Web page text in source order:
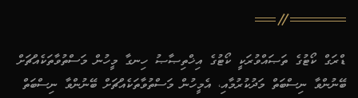
ޑްރަގް ކޯޓުގެ ތަޞައްވުރަކީ ކޯޓުގެ އިޚްތިޞާޞު ހިނގާ މީހުން މަސްތުވާތަކެއްޗަށް
ބޭނުންވާ ނިސްބަތް މަދުކުރުމާއި، އެމީހުން މަސްތުވާތަކެއްޗަށް ބޭނުންވާ ނިސްބަތް